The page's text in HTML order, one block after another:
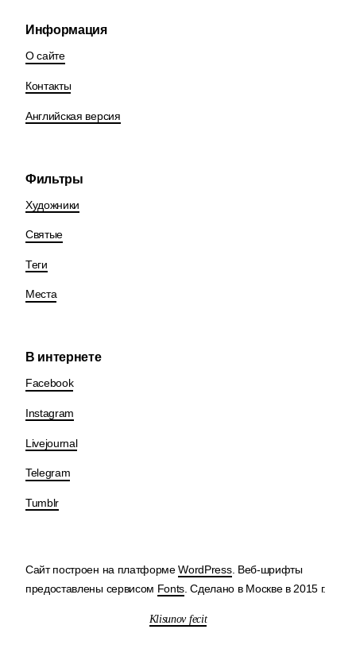
Информация
О сайте
Контакты
Английская версия
Фильтры
Художники
Святые
Теги
Места
В интернете
Facebook
Instagram
Livejournal
Telegram
Tumblr
Сайт построен на платформеWordPress. Веб-шрифты
предоставлены сервисом Fonts . Сделано в Москве в 2015 г.
Klisunov fecit